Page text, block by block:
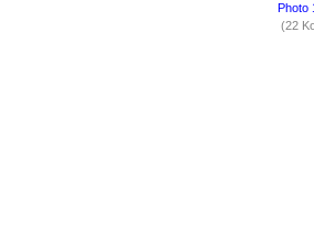
Photo
(22